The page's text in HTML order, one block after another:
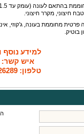
פרטית מחוממת בעונה, ג'קוזי,
בוטיק.
למידע נוסף
איש קשר:
טלפון: 052-9126289